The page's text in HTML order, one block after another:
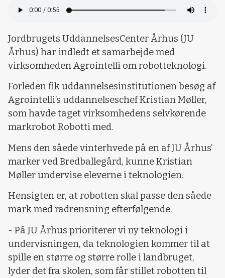
Jordbrugets UddannelsesCenter Århus (JU
Århus) har indledt et samarbejde med
virksomheden Agrointelli om robotteknologi.
Forleden fik uddannelsesinstitutionen besøg af
Agrointelli’s uddannelseschef Kristian Møller,
som havde taget virksomhedens selvkørende
markrobot Robotti med.
Mens den såede vinterhvede på en af JU Århus’
marker ved Bredballegård, kunne Kristian
Møller undervise eleverne i teknologien.
Hensigten er, at robotten skal passe den såede
mark med radrensning efterfølgende.
- På JU Århus prioriterer vi ny teknologi i
undervisningen, da teknologien kommer til at
spille en større og større rolle i landbruget,
lyder det fra skolen, som får stillet robotten til